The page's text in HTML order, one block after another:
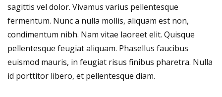
sagittis vel dolor. Vivamus varius pellentesque
fermentum. Nunc a nulla mollis, aliquam est non,
condimentum nibh. Nam vitae laoreet elit. Quisque
pellentesque feugiat aliquam. Phasellus faucibus
euismod mauris, in feugiat risus finibus pharetra. Nulla
id porttitor libero, et pellentesque diam.